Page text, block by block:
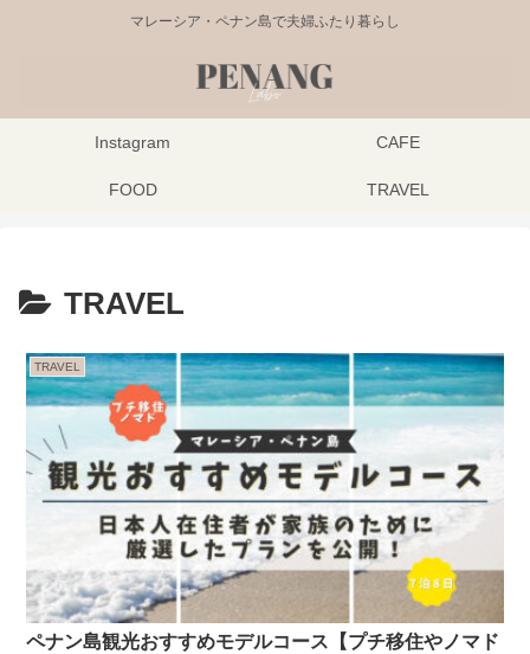
マレーシア・ペナン島で夫婦ふたり暮らし
Instagram CAFE
FOOD TRAVEL
TRAVEL
TRAVEL
ペナン島観光おすすめモデルコース【プチ移住やノマド